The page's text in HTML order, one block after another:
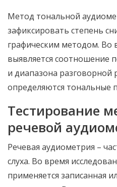
Метод тональной
зафиксировать степень
графическим методом. Во
выявляется соотношение
и диапазона разговорной
определяются тональные
Тестирование
речевой
Речевая аудиометрия –
слуха. Во время
применяется записанная